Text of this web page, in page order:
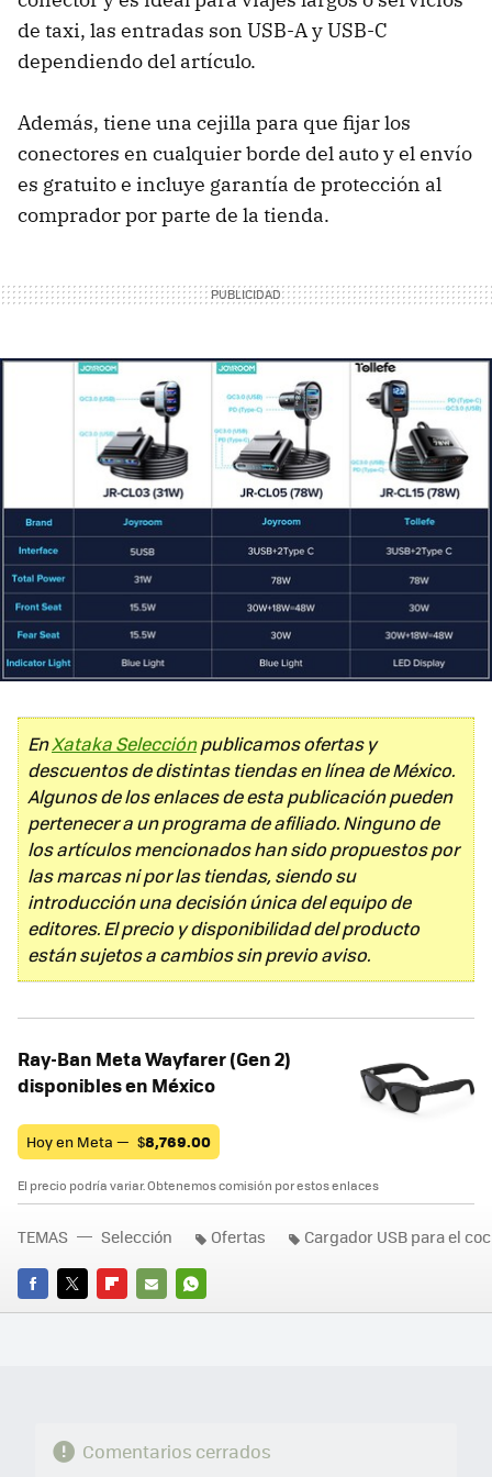
de taxi, las entradas son USB-A y USB-C
dependiendo del artículo.
Además, tiene una cejilla para que fijar los
conectores en cualquier borde del auto y el envío
es gratuito e incluye garantía de protección al
comprador por parte de la tienda.
EnXataka Selecciónpublicamos ofertas y
descuentos de distintas tiendas en línea de México.
Algunos de los enlaces de esta publicación pueden
pertenecer a un programa de afiliado. Ninguno de
los artículos mencionados han sido propuestos por
las marcas ni por las tiendas, siendo su
introducción una decisión única del equipo de
editores. El precio y disponibilidad del producto
están sujetos a cambios sin previo aviso.
Ray-Ban Meta Wayfarer (Gen 2)
disponibles en México
Hoy en Meta — $8,769.00
El precio podría variar. Obtenemos comisión por estos enlaces
FACEBOOK
TWITTERFLIPBOARD
E-
WHATSAPP
TEMAS Selección Ofertas Cargador USB para el
Comentarios cerrados